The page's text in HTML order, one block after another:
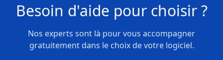
Besoin d'aide pour choisir ?
Nos experts sont là pour vous accompagner
gratuitement dans le choix de votre logiciel.